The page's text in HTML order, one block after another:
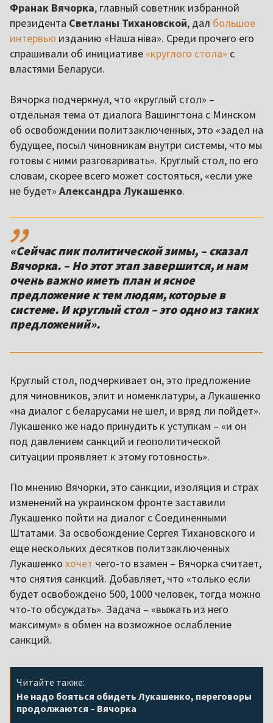
Франак Вячорка, главный советник избранной
президента Светланы Тихановской, дал большое
интервью изданию «Наша ніва». Среди прочего его
спрашивали об инициативе «круглого стола» с
властями Беларуси.
Вячорка подчеркнул, что «круглый стол» –
отдельная тема от диалога Вашингтона с Минском
об освобождении политзаключенных, это «задел на
будущее, посыл чиновникам внутри системы, что мы
готовы с ними разговаривать». Круглый стол, по его
словам, скорее всего может состояться, «если уже
не будет» Александра Лукашенко.
,,
«Сейчас пик политической зимы, – сказал
Вячорка. – Но этот этап завершится, и нам
очень важно иметь план и ясное
предложение к тем людям, которые в
системе. И круглый стол – это одно из таких
предложений».
Круглый стол, подчеркивает он, это предложение
для чиновников, элит и номенклатуры, а Лукашенко
«на диалог с беларусами не шел, и вряд ли пойдет».
Лукашенко же надо принудить к уступкам – «и он
под давлением санкций и геополитической
ситуации проявляет к этому готовность».
По мнению Вячорки, это санкции, изоляция и страх
изменений на украинском фронте заставили
Лукашенко пойти на диалог с Соединенными
Штатами. За освобождение Сергея Тихановского и
еще нескольких десятков политзаключенных
Лукашенко хочет чего-то взамен – Вячорка считает,
что снятия санкций. Добавляет, что «только если
будет освобождено 500, 1000 человек, тогда можно
что-то обсуждать». Задача – «выжать из него
максимум» в обмен на возможное ослабление
санкций.
Читайте также:
Не надо бояться обидеть Лукашенко, переговоры
продолжаются – Вячорка